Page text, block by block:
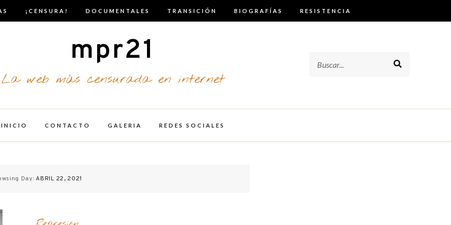
¡CENSURA! DOCUMENTALES TRANSICIÓN BIOGRAFÍAS RESISTENCIA
mpr21
La web más censurada en internet
INICIO CONTACTO GALERIA REDES SOCIALES
Day:ABRIL 22, 2021